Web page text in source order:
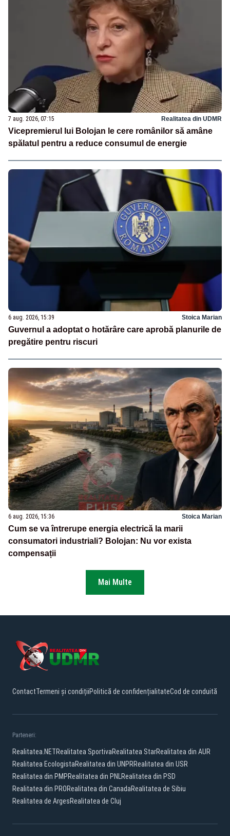
7 aug. 2026, 07:15 Realitatea din UDMR
Vicepremierul lui Bolojan le cere românilor să amâne
spălatul pentru a reduce consumul de energie
6 aug. 2026, 15:39 Stoica Marian
Guvernul a adoptat o hotărâre care aprobă planurile de
pregătire pentru riscuri
6 aug. 2026, 15:36 Stoica Marian
Cum se va întrerupe energia electrică la marii
consumatori industriali? Bolojan: Nu vor exista
compensații
Mai Multe
ContactTermeni și condițiiPolitică de confidențialitateCod de conduită
Parteneri:
Realitatea.NETRealitatea SportivaRealitatea StarRealitatea din AUR
Realitatea EcologistaRealitatea din UNPRRealitatea din USR
Realitatea din PMPRealitatea din PNLRealitatea din PSD
Realitatea din PRORealitatea din CanadaRealitatea de Sibiu
Realitatea de ArgesRealitatea de Cluj